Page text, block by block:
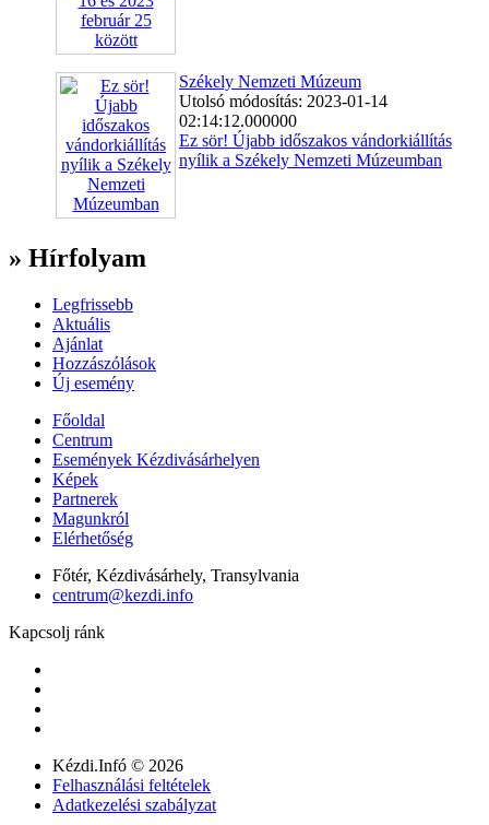
Székely Nemzeti Múzeum
Utolsó módosítás: 2023-01-14
02:14:12.000000
Ez sör! Újabb időszakos vándorkiállítás
nyílik a Székely Nemzeti Múzeumban
» Hírfolyam
Legfrissebb
Aktuális
Ajánlat
Hozzászólások
Új esemény
Főoldal
Centrum
Események Kézdivásárhelyen
Képek
Partnerek
Magunkról
Elérhetőség
Főtér, Kézdivásárhely, Transylvania
centrum@kezdi.info
Kapcsolj ránk
Kézdi.Infó © 2026
Felhasználási feltételek
Adatkezelési szabályzat